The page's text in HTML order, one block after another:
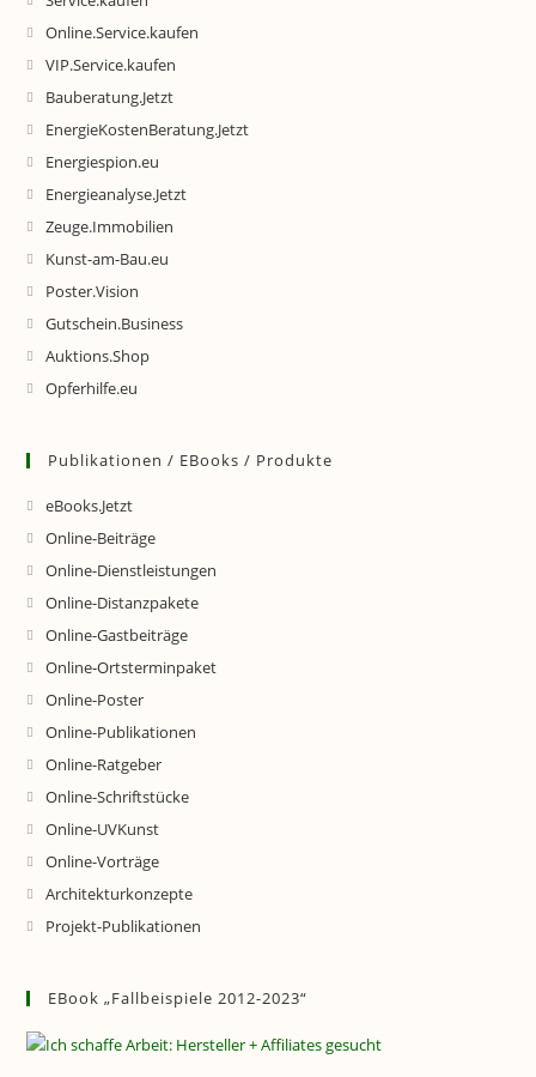
Online.Service.kaufen
VIP.Service.kaufen
Bauberatung.Jetzt
EnergieKostenBeratung.Jetzt
Energiespion.eu
Energieanalyse.Jetzt
Zeuge.Immobilien
Kunst-am-Bau.eu
Poster.Vision
Gutschein.Business
Auktions.Shop
Opferhilfe.eu
Publikationen / EBooks / Produkte
eBooks.Jetzt
Online-Beiträge
Online-Dienstleistungen
Online-Distanzpakete
Online-Gastbeiträge
Online-Ortsterminpaket
Online-Poster
Online-Publikationen
Online-Ratgeber
Online-Schriftstücke
Online-UVKunst
Online-Vorträge
Architekturkonzepte
Projekt-Publikationen
EBook „Fallbeispiele 2012-2023“